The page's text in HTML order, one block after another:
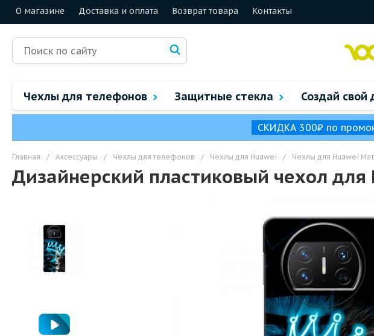
О магазине Доставка и оплата Возврат товара Контакты
Чехлы для телефонов Защитные стекла Создай свой
СКИДКА 300₽ по
Главная / Аксессуары / Чехлы для телефонов / Чехлы для Huawei / Чехлы для Huawei
Дизайнерский пластиковый чехол